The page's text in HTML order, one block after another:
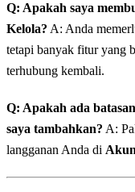
Q: Apakah saya
Kelola? A: Anda
tetapi banyak fitur yang
terhubung kembali.
Q: Apakah ada
saya tambahkan? A:
langganan Anda di